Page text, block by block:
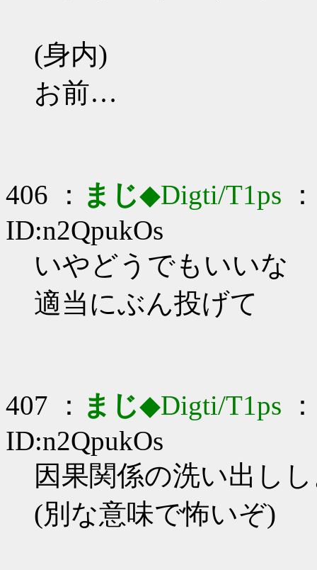
(身内)
お前…
406 ： まじ◆Digti/T1ps
ID:n2QpukOs
いやどうでもいいな
適当にぶん投げて
407 ： まじ◆Digti/T1ps
ID:n2QpukOs
因果関係の洗い出し
(別な意味で怖いぞ)